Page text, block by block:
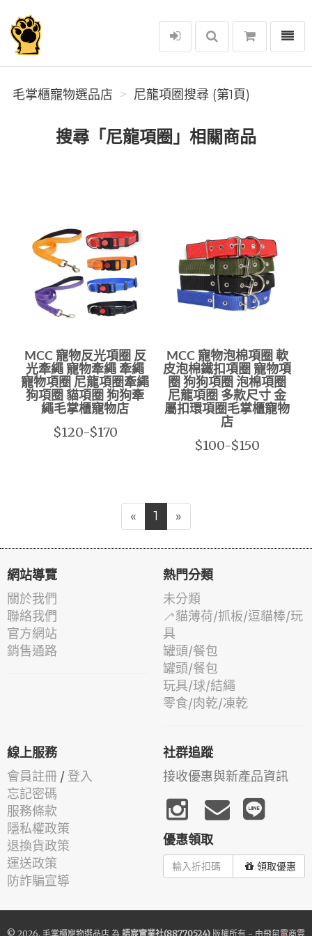
毛掌櫃寵物選品店
選單
毛掌櫃寵物選品店 尼龍項圈搜尋 (第1頁)
搜尋「尼龍項圈」相關商品
MCC 寵物反光項圈 反
光牽繩 寵物牽繩 牽繩
寵物項圈 尼龍項圈牽繩
狗項圈 貓項圈 狗狗牽
繩毛掌櫃寵物店
$120-$170
MCC 寵物泡棉項圈 軟
皮泡棉鐵扣項圈 寵物項
圈 狗狗項圈 泡棉項圈
尼龍項圈 多款尺寸 金
屬扣環項圈毛掌櫃寵物
店
$100-$150
« 1 »
網站導覽
關於我們
聯絡我們
官方網站
銷售通路
熱門分類
未分類
🦯貓薄荷/抓板/逗貓棒/玩
具
罐頭/餐包
罐頭/餐包
玩具/球/結繩
零食/肉乾/凍乾
線上服務
會員註冊 / 登入
忘記密碼
服務條款
隱私權政策
退換貨政策
運送政策
防詐騙宣導
社群追蹤
接收優惠與新產品資訊
優惠領取
領取優惠
© 2026. 毛掌櫃寵物選品店 為 語宸實業社(88770524) 版權所有 - 由飛鼠電商雲